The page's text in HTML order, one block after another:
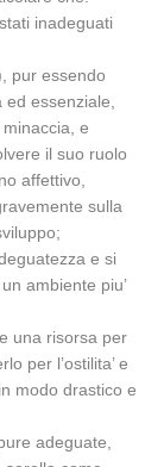
inadeguati
pur essendo
essenziale,
e
il suo ruolo
affettivo,
sulla
e si
ambiente piu’
una risorsa per
per l’ostilita’ e
modo drastico e
adeguate,